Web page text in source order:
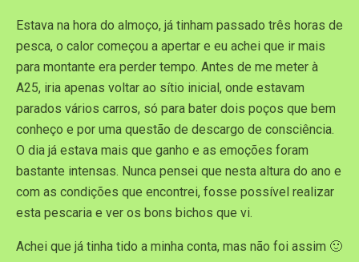
Estava na hora do almoço, já tinham passado três horas de
pesca, o calor começou a apertar e eu achei que ir mais
para montante era perder tempo. Antes de me meter à
A25, iria apenas voltar ao sítio inicial, onde estavam
parados vários carros, só para bater dois poços que bem
conheço e por uma questão de descargo de consciência.
O dia já estava mais que ganho e as emoções foram
bastante intensas. Nunca pensei que nesta altura do ano e
com as condições que encontrei, fosse possível realizar
esta pescaria e ver os bons bichos que vi.
Achei que já tinha tido a minha conta, mas não foi assim 🙂